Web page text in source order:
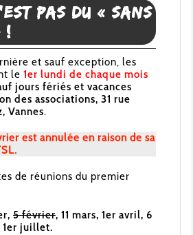
pas du « sans
!
et sauf exception, les
le 1er lundi de chaque mois
jours fériés et vacances
des associations, 31 rue
Vannes.
est annulée en raison de sa
de réunions du premier
5 février, 11 mars, 1er avril, 6
1er juillet.